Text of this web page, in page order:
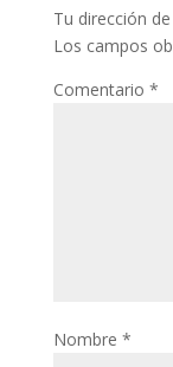
Tu dirección
Los campos
Comentario *
Nombre *